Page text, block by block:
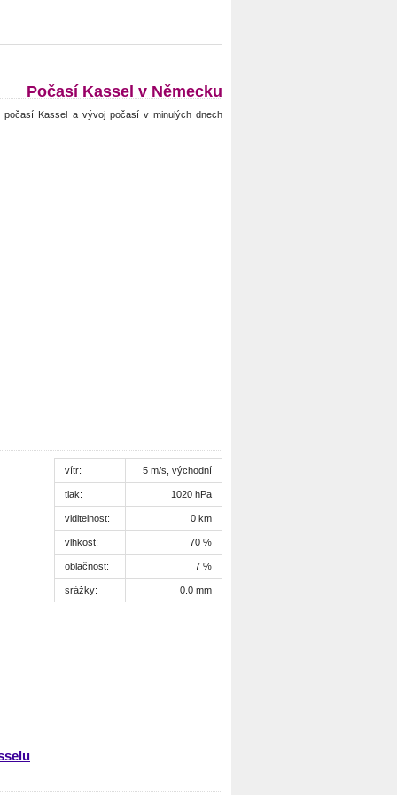
Počasí Kassel v Německu
Kassel a vývoj počasí v minulých dnech
vítr: 5 m/s, východní
tlak: 1020 hPa
viditelnost: 0 km
vlhkost: 70 %
oblačnost: 7 %
srážky: 0.0 mm